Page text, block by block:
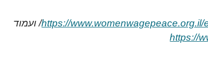
https:/// ועמוד
https://